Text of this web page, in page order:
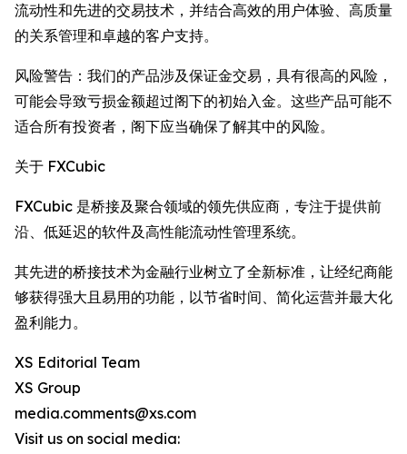
流动性和先进的交易技术，并结合高效的用户体验、高质量
的关系管理和卓越的客户支持。
风险警告：我们的产品涉及保证金交易，具有很高的风险，
可能会导致亏损金额超过阁下的初始入金。这些产品可能不
适合所有投资者，阁下应当确保了解其中的风险。
关于 FXCubic
FXCubic 是桥接及聚合领域的领先供应商，专注于提供前
沿、低延迟的软件及高性能流动性管理系统。
其先进的桥接技术为金融行业树立了全新标准，让经纪商能
够获得强大且易用的功能，以节省时间、简化运营并最大化
盈利能力。
XS Editorial Team
XS Group
media.comments@xs.com
Visit us on social media: